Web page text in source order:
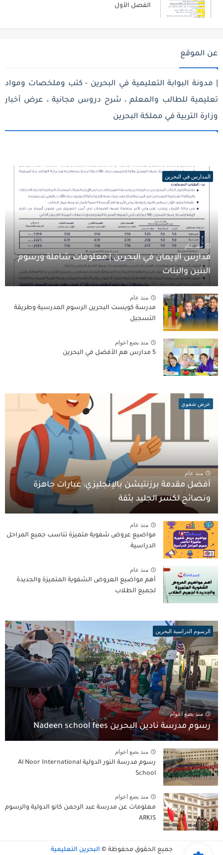
الفصل الأول
عن الموقع
| مدونة البوابة التعليمية في البحرين - كتب وملخصات ومواد
تعليمية للطالب والمعلم ، شرح دروس مجانية ، عرض أخبار
وزارة التربية في مملكة البحرين
المدارس في البحرين
منذ عام
مدارس الإيمان في البحرين | معلومات شاملة ورسوم
البنين والبنات
منذ عام
مدرسة كويست البحرين الرسوم المدرسية وطريقة
التسجيل
منذ بضع اعوام
5 مدارس هم الأفضل في البحرين
عرض شفوي
منذ عام
أفضل مقدمة برزنتيشن بالإنجليزي: عبارات جاهزة
ونصائح لكسر الجليد بثقة
منذ عام
مواضيع عروض شفوية متميزة تناسب جميع المراحل
الدراسية
منذ عام
أهم مواضيع العروض الشفوية المتميزة والجديدة
لجميع الطلاب
الرسوم الدراسية البحرين
منذ بضع اعوام
رسوم مدرسة نادين البحرين Nadeen school fees
منذ بضع اعوام
رسوم مدرسة النور الدولية Al Noor International
School
منذ بضع اعوام
معلومات عن مدرسة عبد الرحمن كانو الدولية والرسوم
ARKIS
جميع الحقوق محفوظة © البحرين التعليمية